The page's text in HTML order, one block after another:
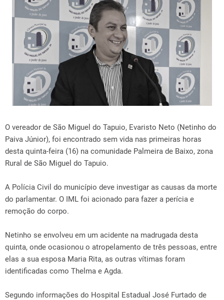
O vereador de São Miguel do Tapuio, Evaristo Neto (Netinho do
Paiva Júnior), foi encontrado sem vida nas primeiras horas
desta quinta-feira (16) na comunidade Palmeira de Baixo, zona
Rural de São Miguel do Tapuio.
A Polícia Civil do município deve investigar as causas da morte
do parlamentar. O IML foi acionado para fazer a perícia e
remoção do corpo.
Netinho se envolveu em um acidente na madrugada desta
quinta, onde ocasionou o atropelamento de três pessoas, entre
elas a sua esposa Maria Rita, as outras vítimas foram
identificadas como Thelma e Agda.
Segundo informações do Hospital Estadual José Furtado de